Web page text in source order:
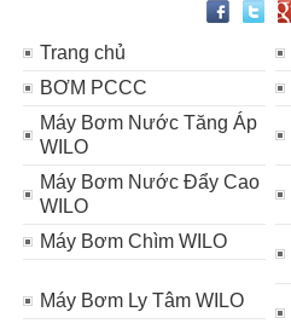
Trang chủ
BƠM PCCC
Máy Bơm Nước Tăng Áp
WILO
Máy Bơm Nước Đẩy Cao
WILO
Máy Bơm Chìm WILO
Máy Bơm Ly Tâm WILO